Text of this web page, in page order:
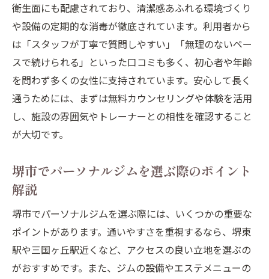
エステとジムの融合が生み出す新しい自分
磨き
堺市で注目の総合美容施設の利用メリット
心を癒すリラクゼーション空間の魅力を紹
介
ボディメイクとエステを同時に楽しむ新習慣
パーソナルジムで始めるボディメイク習慣
エステと併用することで得られる美容効果
堺市女性支持の高いボディメイクプログラ
ム
エステ併設ジムでリラクゼーションも同時
体感
衛生面にも配慮されており、清潔感あふれる環境づくり
や設備の定期的な消毒が徹底されています。利用者から
は「スタッフが丁寧で質問しやすい」「無理のないペー
スで続けられる」といった口コミも多く、初心者や年齢
を問わず多くの女性に支持されています。安心して長く
通うためには、まずは無料カウンセリングや体験を活用
し、施設の雰囲気やトレーナーとの相性を確認すること
が大切です。
堺市でパーソナルジムを選ぶ際のポイント
解説
堺市でパーソナルジムを選ぶ際には、いくつかの重要な
ポイントがあります。通いやすさを重視するなら、堺東
駅や三国ヶ丘駅近くなど、アクセスの良い立地を選ぶの
がおすすめです。また、ジムの設備やエステメニューの